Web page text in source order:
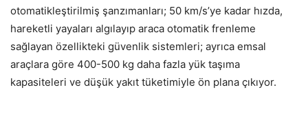
otomatikleştirilmiş şanzımanları; 50 km/s’ye kadar hızda,
hareketli yayaları algılayıp araca otomatik frenleme
sağlayan özellikteki güvenlik sistemleri; ayrıca emsal
araçlara göre 400-500 kg daha fazla yük taşıma
kapasiteleri ve düşük yakıt tüketimiyle ön plana çıkıyor.